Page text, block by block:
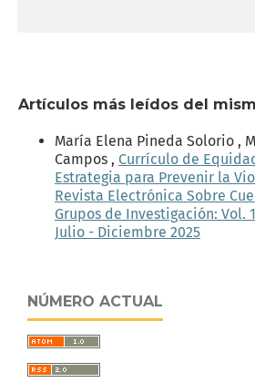
Artículos más leídos del
María Elena Pineda Solorio ,
Campos , Currículo de
Estrategia para Prevenir la
Revista Electrónica Sobre
Grupos de Investigación: Vol.
Julio - Diciembre 2025
NÚMERO ACTUAL